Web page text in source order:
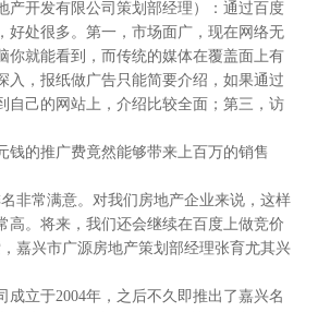
产开发有限公司策划部经理）：通过百度
好处很多。第一，市场面广，现在网络无
你就能看到，而传统的媒体在覆盖面上有
入，报纸做广告只能简要介绍，如果通过
自己的网站上，介绍比较全面；第三，访
钱的推广费竟然能够带来上百万的销售
非常满意。对我们房地产企业来说，这样
高。将来，我们还会继续在百度上做竞价
嘉兴市广源房地产策划部经理张育尤其兴
成立于2004年，之后不久即推出了嘉兴名